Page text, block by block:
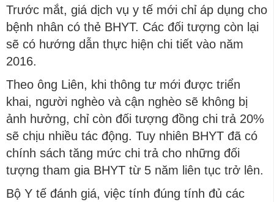
Trước mắt, giá dịch vụ y tế mới chỉ áp dụng cho
bệnh nhân có thẻ BHYT. Các đối tượng còn lại
sẽ có hướng dẫn thực hiện chi tiết vào năm
2016.
Theo ông Liên, khi thông tư mới được triển
khai, người nghèo và cận nghèo sẽ không bị
ảnh hưởng, chỉ còn đối tượng đồng chi trả 20%
sẽ chịu nhiều tác động. Tuy nhiên BHYT đã có
chính sách tăng mức chi trả cho những đối
tượng tham gia BHYT từ 5 năm liên tục trở lên.
Bộ Y tế đánh giá, việc tính đúng tính đủ các